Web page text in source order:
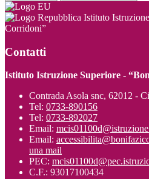
Istituto
Corridoni”
Contatti
Istituto Istruzione Superiore -
Contrada Asola snc, 62012 -
Tel: 0733-890156
Tel: 0733-892027
Email:
Email:
una mail
PEC:
C.F.: 93017100434